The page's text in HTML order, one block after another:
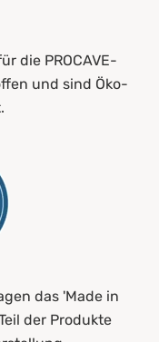
die PROCAVE-
und sind Öko-
das 'Made in
der Produkte